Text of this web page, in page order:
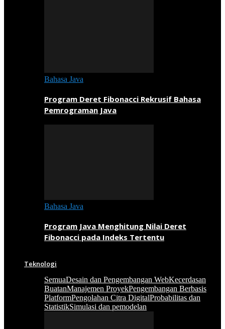
Bahasa Java
Program Deret Fibonacci Rekrusif Bahasa
Pemrograman Java
Bahasa Java
Program Java Menghitung Nilai Deret
Fibonacci pada Indeks Tertentu
Teknologi
SemuaDesain dan Pengembangan WebKecerdasan
BuatanManajemen ProyekPengembangan Berbasis
PlatformPengolahan Citra DigitalProbabilitas dan
StatistikSimulasi dan pemodelan